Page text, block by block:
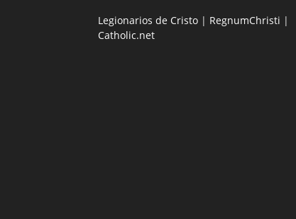
Legionarios de Cristo | RegnumChristi |
Catholic.net